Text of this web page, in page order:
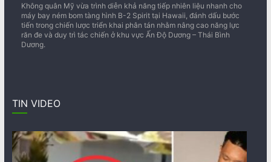
Không quân Mỹ vừa trình diễn khả năng tiếp nhiên liệu nhanh cho
máy bay ném bom tàng hình B-2 Spirit tại Hawaii, đánh dấu bước
tiến trong chiến lược triển khai phân tán nhằm nâng cao năng lực
răn đe và duy trì tác chiến ở khu vực Ấn Độ Dương – Thái Bình
Dương.
TIN VIDEO